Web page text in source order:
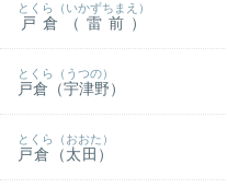
戸倉（雷前）
とくら（いかずちまえ）
戸倉（宇津野）
とくら（うつの）
戸倉（太田）
とくら（おおた）